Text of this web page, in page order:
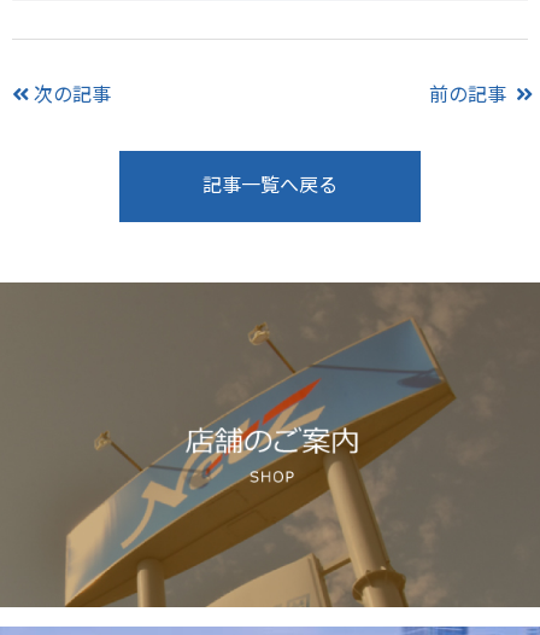
次の記事 前の記事
記事一覧へ戻る